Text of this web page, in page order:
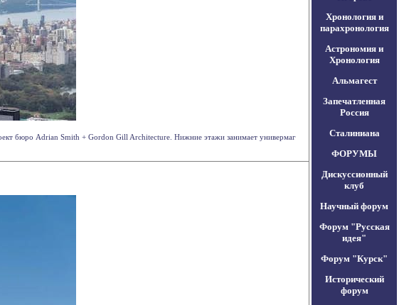
бюро Adrian Smith + Gordon Gill Architecture. Нижние этажи занимает универмаг
Хронология и
парахронология
Астрономия и
Хронология
Альмагест
Запечатленная
Россия
Сталиниана
ФОРУМЫ
Дискуссионный
клуб
Научный форум
Форум "Русская
идея"
Форум "Курск"
Исторический
форум